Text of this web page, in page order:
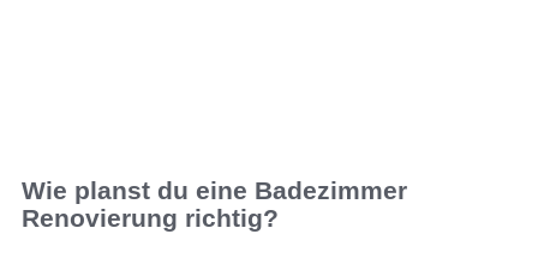
Wie planst du eine Badezimmer
Renovierung richtig?